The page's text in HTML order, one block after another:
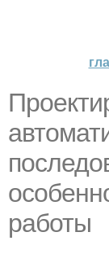
работы